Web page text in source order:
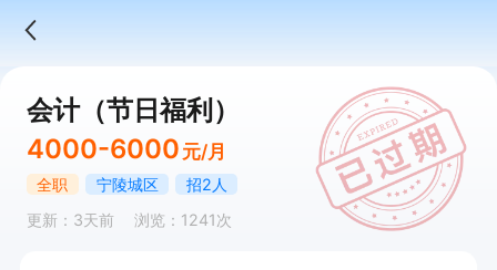
会计（节日福利）
4000-6000 元/月
全职 宁陵城区
招2人
更新：3天前
浏览：1241次